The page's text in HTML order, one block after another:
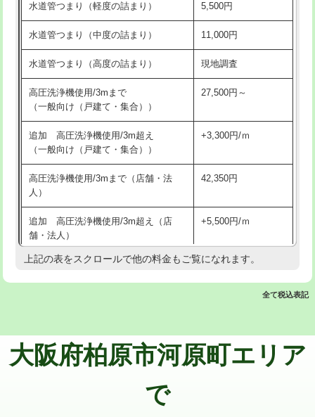
洗面台設置 38,500円
化粧台設置 22,000円
追加人工 16,500円
廃棄・処分 現場見積
※給水管工事は20mmまでの価格です。
交換・取付(排水栓・排水トラップ
22,000円+材料費
持込商品取付（混合水栓）
持込商品取付（浄水器・分岐水栓） 16,500円
業）
排水管工事（追加 排水管工事/3ｍ超
え）
マス交換（土の掘削・埋め戻し作業） 11,000円~
マス交換（深さ50㎝以上） 66,000円
コンクリート斫り（厚さ10㎝超え）
水道管つまり（軽度の詰まり） 5,500円
水道管つまり（中度の詰まり） 11,000円
水道管つまり（高度の詰まり） 現地調査
高圧洗浄機使用/3mまで
（一般向け（戸建て・集合））
27,500円～
追加 高圧洗浄機使用/3m超え
（一般向け（戸建て・集合））
+3,300円/ｍ
高圧洗浄機使用/3mまで（店舗・法
人）
42,350円
追加 高圧洗浄機使用/3m超え（店
舗・法人）
+5,500円/ｍ
高度高圧洗浄換 現地調査
追加トーラー機使用/3m超え +3,300円
上記の表をスクロールで他の料金もご覧になれます。
全て税込表記
大阪府柏原市河原町エリア
で